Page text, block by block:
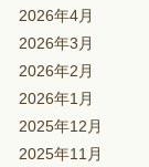
2026年4月
2026年3月
2026年2月
2026年1月
2025年12月
2025年11月